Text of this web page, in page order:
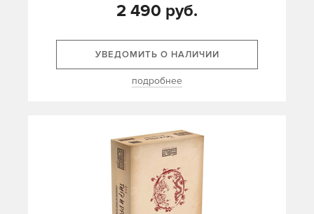
2 490 руб.
УВЕДОМИТЬ О НАЛИЧИИ
подробнее